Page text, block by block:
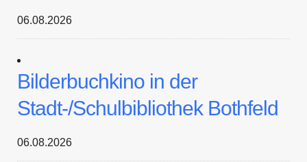
06.08.2026
Bilderbuchkino in der
Stadt-/Schulbibliothek Bothfeld
06.08.2026